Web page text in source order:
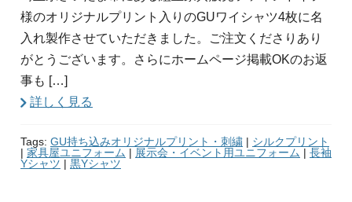
様のオリジナルプリント入りのGUワイシャツ4枚に名
入れ製作させていただきました。ご注文くださりあり
がとうございます。さらにホームページ掲載OKのお返
事も […]
詳しく見る
Tags: GU持ち込みオリジナルプリント・刺繍 | シルクプリント
| 家具屋ユニフォーム | 展示会・イベント用ユニフォーム | 長袖
Yシャツ | 黒Yシャツ